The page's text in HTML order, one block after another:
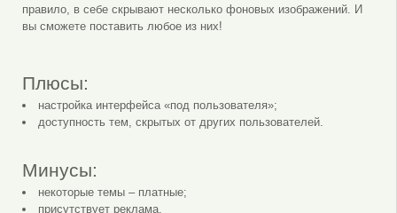
правило, в себе скрывают несколько фоновых изображений. И
вы сможете поставить любое из них!
Плюсы:
настройка интерфейса «под пользователя»;
доступность тем, скрытых от других пользователей.
Минусы:
некоторые темы – платные;
присутствует реклама.